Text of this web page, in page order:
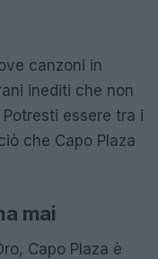
canzoni in
inediti che non
essere tra i
che Capo Plaza
mai
Capo Plaza è